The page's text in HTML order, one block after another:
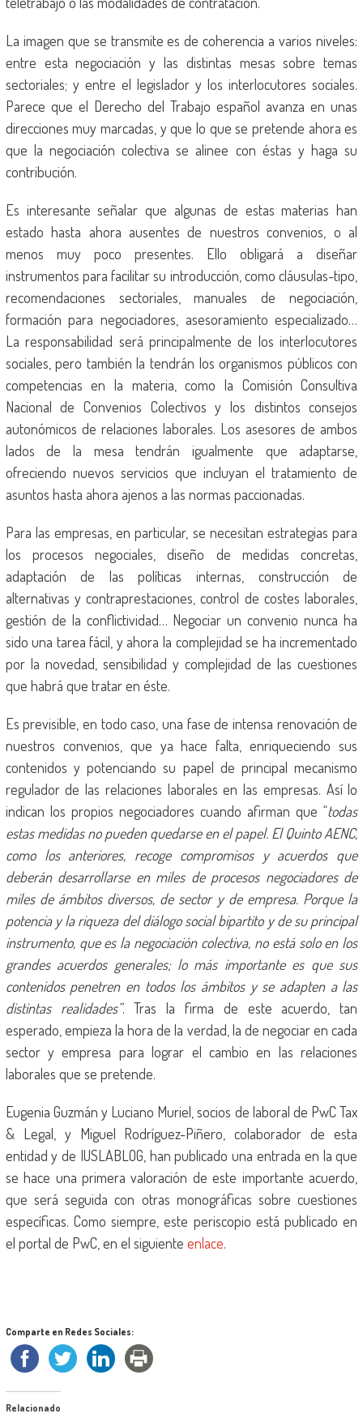
La imagen que se transmite es de coherencia a varios niveles:
entre esta negociación y las distintas mesas sobre temas
sectoriales; y entre el legislador y los interlocutores sociales.
Parece que el Derecho del Trabajo español avanza en unas
direcciones muy marcadas, y que lo que se pretende ahora es
que la negociación colectiva se alinee con éstas y haga su
contribución.
Es interesante señalar que algunas de estas materias han
estado hasta ahora ausentes de nuestros convenios, o al
menos muy poco presentes. Ello obligará a diseñar
instrumentos para facilitar su introducción, como cláusulas-tipo,
recomendaciones sectoriales, manuales de negociación,
formación para negociadores, asesoramiento especializado…
La responsabilidad será principalmente de los interlocutores
sociales, pero también la tendrán los organismos públicos con
competencias en la materia, como la Comisión Consultiva
Nacional de Convenios Colectivos y los distintos consejos
autonómicos de relaciones laborales. Los asesores de ambos
lados de la mesa tendrán igualmente que adaptarse,
ofreciendo nuevos servicios que incluyan el tratamiento de
asuntos hasta ahora ajenos a las normas paccionadas.
Para las empresas, en particular, se necesitan estrategias para
los procesos negociales, diseño de medidas concretas,
adaptación de las políticas internas, construcción de
alternativas y contraprestaciones, control de costes laborales,
gestión de la conflictividad… Negociar un convenio nunca ha
sido una tarea fácil, y ahora la complejidad se ha incrementado
por la novedad, sensibilidad y complejidad de las cuestiones
que habrá que tratar en éste.
Es previsible, en todo caso, una fase de intensa renovación de
nuestros convenios, que ya hace falta, enriqueciendo sus
contenidos y potenciando su papel de principal mecanismo
regulador de las relaciones laborales en las empresas. Así lo
indican los propios negociadores cuando afirman que “todas
estas medidas no pueden quedarse en el papel. El Quinto AENC,
como los anteriores, recoge compromisos y acuerdos que
deberán desarrollarse en miles de procesos negociadores de
miles de ámbitos diversos, de sector y de empresa. Porque la
potencia y la riqueza del diálogo social bipartito y de su principal
instrumento, que es la negociación colectiva, no está solo en los
grandes acuerdos generales; lo más importante es que sus
contenidos penetren en todos los ámbitos y se adapten a las
distintas realidades”. Tras la firma de este acuerdo, tan
esperado, empieza la hora de la verdad, la de negociar en cada
sector y empresa para lograr el cambio en las relaciones
laborales que se pretende.
Eugenia Guzmán y Luciano Muriel, socios de laboral de PwC Tax
& Legal, y Miguel Rodríguez-Piñero, colaborador de esta
entidad y de IUSLABLOG, han publicado una entrada en la que
se hace una primera valoración de este importante acuerdo,
que será seguida con otras monográficas sobre cuestiones
específicas. Como siempre, este periscopio está publicado en
el portal de PwC, en el siguiente enlace.
Comparte en Redes Sociales:
Relacionado